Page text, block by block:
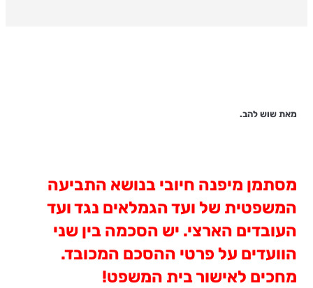
מאת שוש להב.
מסתמן מיפנה חיובי בנושא התביעה
המשפטית של ועד הגמלאים נגד ועד
העובדים הארצי. יש הסכמה בין שני
הוועדים על פרטי ההסכם המכובד.
מחכים לאישור בית המשפט!